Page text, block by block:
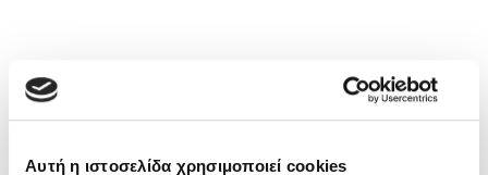
Αυτή η ιστοσελίδα χρησιμοποιεί cookies
Πάνω, κάτω, μπροστά, πίσω